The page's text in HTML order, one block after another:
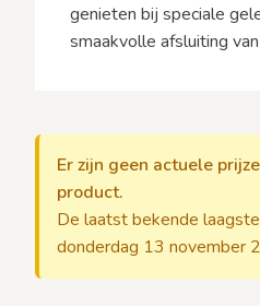
genieten bij speciale
smaakvolle afsluiting
Er zijn geen actuele
product.
De laatst bekende
donderdag 13 november